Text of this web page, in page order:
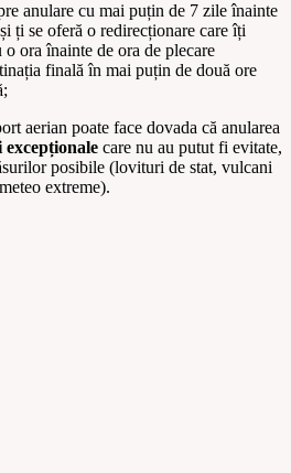
anulare cu mai puțin de 7 zile înainte
ți se oferă o redirecționare care îți
ora înainte de ora de plecare
finală în mai puțin de două ore
aerian poate face dovada că anularea
care nu au putut fi evitate,
posibile (lovituri de stat, vulcani
extreme).